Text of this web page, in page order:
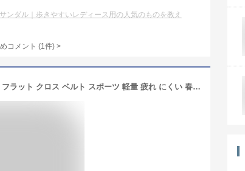
ンダル｜歩きやすいレディース用の人気のものを教え
コメント (1件) >
[1/2style] ニブンノイチスタイル サンダル 厚底 フラット クロス ベルト スポーツ 軽量 疲れ にくい 春夏 カジュアル ゴム ストラップ 韓国 風 レディース (黒,24.5cm)